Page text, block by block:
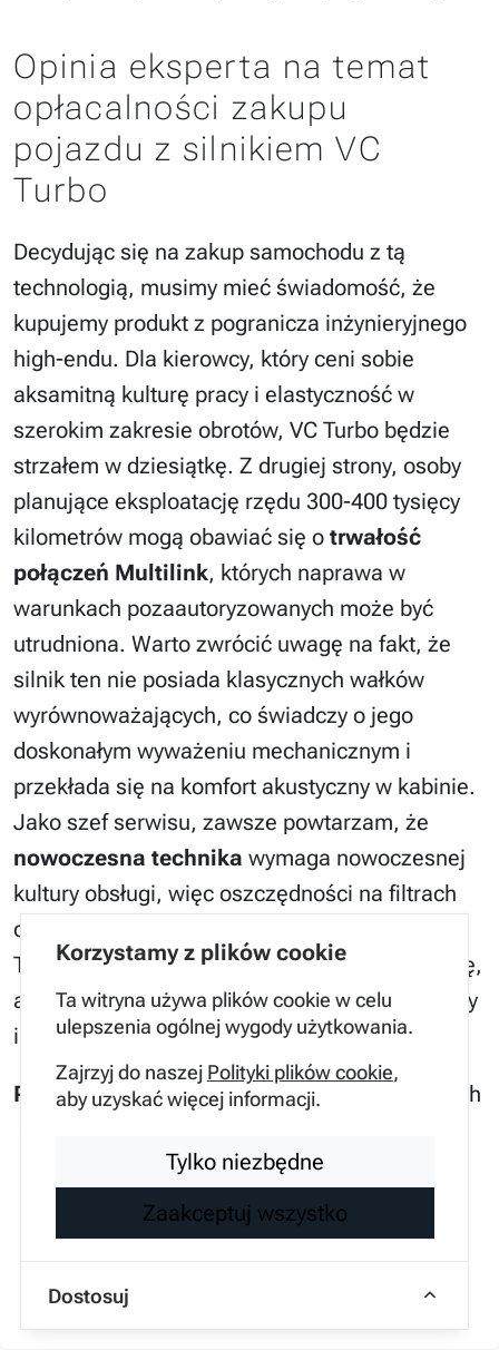
Korzystamy z plików cookie
Ta witryna używa plików cookie w celu
ulepszenia ogólnej wygody użytkowania.
Zajrzyj do naszej Polityki plików cookie,
aby uzyskać więcej informacji.
Tylko niezbędne
Zaakceptuj wszystko
Dostosuj
Opinia eksperta na temat
opłacalności zakupu
pojazdu z silnikiem VC
Turbo
Decydując się na zakup samochodu z tą
technologią, musimy mieć świadomość, że
kupujemy produkt z pogranicza inżynieryjnego
high-endu. Dla kierowcy, który ceni sobie
aksamitną kulturę pracy i elastyczność w
szerokim zakresie obrotów, VC Turbo będzie
strzałem w dziesiątkę. Z drugiej strony, osoby
planujące eksploatację rzędu 300-400 tysięcy
kilometrów mogą obawiać się o trwałość
połączeń Multilink, których naprawa w
warunkach pozaautoryzowanych może być
utrudniona. Warto zwrócić uwagę na fakt, że
silnik ten nie posiada klasycznych wałków
wyrównoważających, co świadczy o jego
doskonałym wyważeniu mechanicznym i
przekłada się na komfort akustyczny w kabinie.
Jako szef serwisu, zawsze powtarzam, że
nowoczesna technika wymaga nowoczesnej
kultury obsługi, więc oszczędności na filtrach
czy oleju szybko się mszczą. Ostatecznie, VC
Turbo to rewolucja, która spóźniła się o dekadę,
ale wciąż pozostaje imponującym pokazem siły
inżynierskiej japońskich konstruktorów.
Przydatne źródła: technologia silnikowa Bosch
Inżynier Adam
Ekspert techniczny, mechanika pojazdowa i diagnostyka